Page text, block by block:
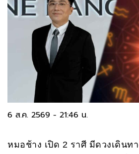
6 ส.ค. 2569 - 21:46 น.
หมอช้าง เปิด 2 ราศี มีดวงเดินท